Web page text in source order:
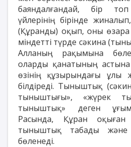
баяндалғандай, бір
үйлерінің бірінде
(Құранды) оқып, оны өзара
міндетті түрде сәкина
Алланың рақымына
оларды қанатының
өзінің құзырындағы ұлы
білдіреді. Тыныштық
тыныштығы», «жүрек
тыныштық» деген
Расында, Құран
тыныштық табады және
бөленеді.